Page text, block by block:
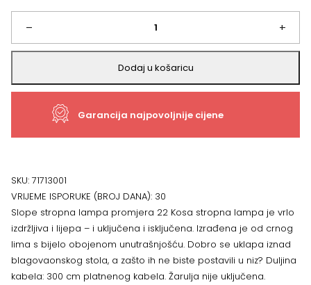
je:
72,75 €.
36,68 €.
–
Svetiljka
Slope
premera
+
Dodaj u košaricu
Garancija najpovoljnije cijene
SKU: 71713001
VRIJEME ISPORUKE (BROJ DANA): 30
Slope stropna lampa promjera 22 Kosa stropna lampa je vrlo
izdržljiva i lijepa – i uključena i isključena. Izrađena je od crnog
lima s bijelo obojenom unutrašnjošću. Dobro se uklapa iznad
blagovaonskog stola, a zašto ih ne biste postavili u niz? Duljina
kabela: 300 cm platnenog kabela. Žarulja nije uključena.